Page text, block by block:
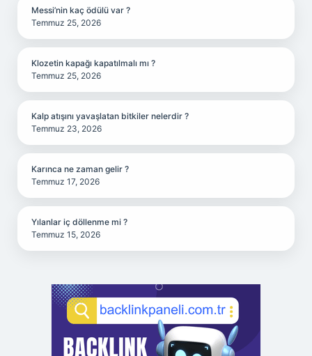
Messi’nin kaç ödülü var ?
Temmuz 25, 2026
Klozetin kapağı kapatılmalı mı ?
Temmuz 25, 2026
Kalp atışını yavaşlatan bitkiler nelerdir ?
Temmuz 23, 2026
Karınca ne zaman gelir ?
Temmuz 17, 2026
Yılanlar iç döllenme mi ?
Temmuz 15, 2026